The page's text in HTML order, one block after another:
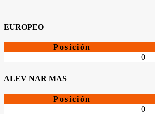
EUROPEO
Posición
0
ALEV NAR MAS
Posición
0